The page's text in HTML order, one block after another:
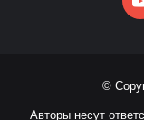
©
Авторы несут